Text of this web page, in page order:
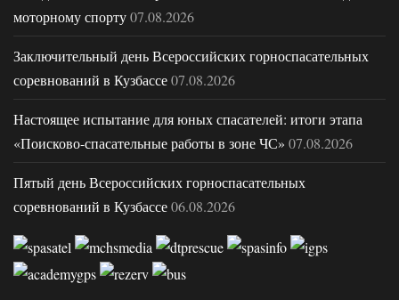
моторному спорту07.08.2026
Заключительный день Всероссийских горноспасательных
соревнований в Кузбассе07.08.2026
Настоящее испытание для юных спасателей: итоги этапа
«Поисково-спасательные работы в зоне ЧС» 07.08.2026
Пятый день Всероссийских горноспасательных
соревнований в Кузбассе06.08.2026